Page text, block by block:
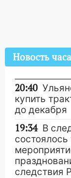
Новость часа
20:40
купить
до декабря
19:34 В
следствия